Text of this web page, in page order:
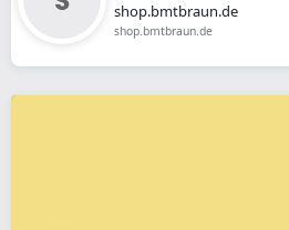
shop.bmtbraun.de
shop.bmtbraun.de